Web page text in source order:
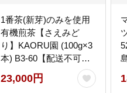
1番茶(新芽)のみを使用
有機煎茶【さえみど
り】KAORU園 (100g×3
本) B3-60【配送不可地
域：離島】
23,000円